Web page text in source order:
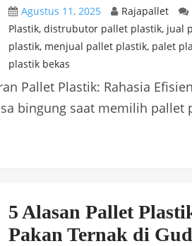
Agustus 11, 2025 Rajapallet
Plastik,distrubutor pallet plastik, jual
plastik, menjual pallet plastik, palet
plastik bekas
Pallet Plastik: Rahasia
bingung saat memilih pallet
5 Alasan Pallet
Pakan Ternak di